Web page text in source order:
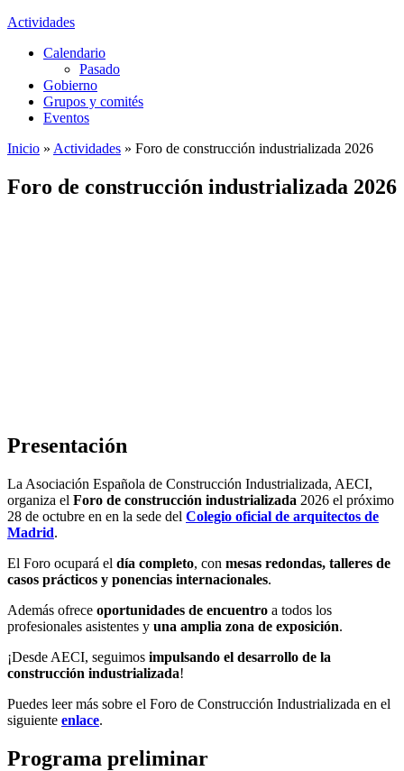
Actividades
Calendario
Pasado
Gobierno
Grupos y comités
Eventos
Inicio » Actividades » Foro de construcción industrializada 2026
Foro de construcción industrializada 2026
Presentación
La Asociación Española de Construcción Industrializada, AECI,
organiza el Foro de construcción industrializada 2026 el próximo
28 de octubre en en la sede del Colegio oficial de arquitectos de
Madrid.
El Foro ocupará el día completo, con mesas redondas, talleres de
casos prácticos y ponencias internacionales.
Además ofrece oportunidades de encuentro a todos los
profesionales asistentes y una amplia zona de exposición.
¡Desde AECI, seguimos impulsando el desarrollo de la
construcción industrializada!
Puedes leer más sobre el Foro de Construcción Industrializada en el
siguiente enlace.
Programa preliminar